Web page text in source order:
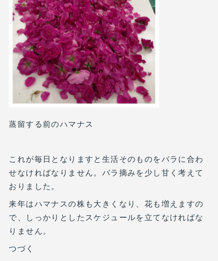
蒸留する前のハマナス
これが毎日となりますと生活そのものをバラに合わ
せなければなりません。バラ摘みを少し甘く考えて
おりました。
来年はハマナスの株も大きくなり、花も増えますの
で、しっかりとしたスケジュールを立てなければな
りません。
つづく